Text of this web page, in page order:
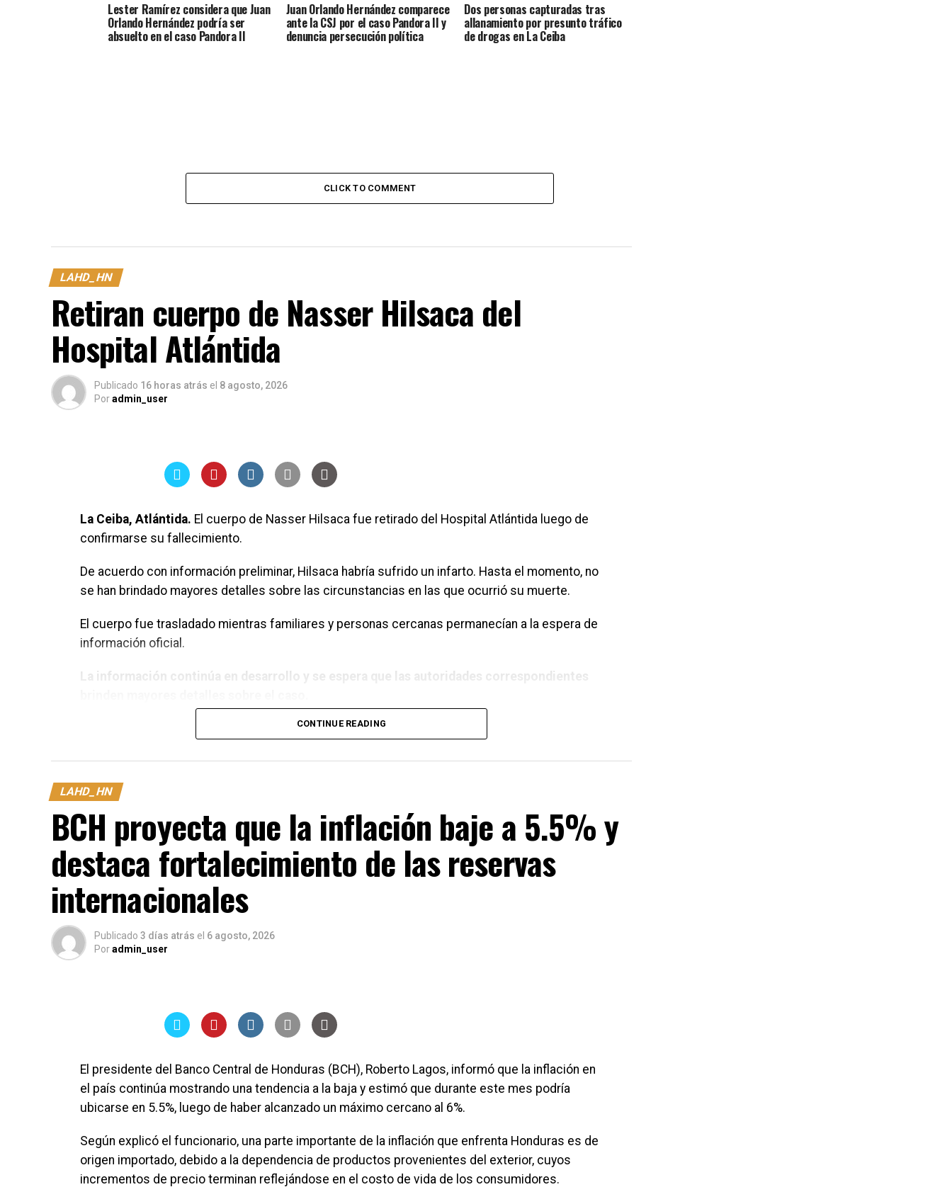
Lester Ramírez considera que Juan
Orlando Hernández podría ser
absuelto en el caso Pandora II
Juan Orlando Hernández comparece
ante la CSJ por el caso Pandora II y
denuncia persecución política
Dos personas capturadas tras
allanamiento por presunto tráfico
de drogas en La Ceiba
CLICK TO COMMENT
LAHD_HN
Retiran cuerpo de Nasser Hilsaca del
Hospital Atlántida
Publicado 16 horas atrás el 8 agosto, 2026
Poradmin_user
La Ceiba, Atlántida. El cuerpo de Nasser Hilsaca fue retirado del Hospital Atlántida luego de
confirmarse su fallecimiento.
De acuerdo con información preliminar, Hilsaca habría sufrido un infarto. Hasta el momento, no
se han brindado mayores detalles sobre las circunstancias en las que ocurrió su muerte.
El cuerpo fue trasladado mientras familiares y personas cercanas permanecían a la espera de
información oficial.
La información continúa en desarrollo y se espera que las autoridades correspondientes
CONTINUE READING
LAHD_HN
BCH proyecta que la inflación baje a 5.5% y
destaca fortalecimiento de las reservas
internacionales
Publicado 3 días atrás el 6 agosto, 2026
Poradmin_user
El presidente del Banco Central de Honduras (BCH), Roberto Lagos, informó que la inflación en
el país continúa mostrando una tendencia a la baja y estimó que durante este mes podría
ubicarse en 5.5%, luego de haber alcanzado un máximo cercano al 6%.
Según explicó el funcionario, una parte importante de la inflación que enfrenta Honduras es de
origen importado, debido a la dependencia de productos provenientes del exterior, cuyos
incrementos de precio terminan reflejándose en el costo de vida de los consumidores.